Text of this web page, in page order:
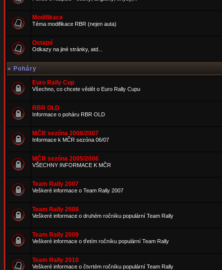
Modifikace
Téma modifikace RBR (nejen auta)
Ostatní
Odkazy na jiné stránky, atd...
» Poháry
Euro Rally Cup
Všechno, co chcete vědět o Euro Rally Cupu
RBR OLD
Informace o poháru RBR OLD
MČR sezóna 2006/2007
Informace k MČR sezóna 06/07
MČR sezóna 2005/2006
VŠECHNY INFORMACE K MČR
Team Rally 2007
Veškeré informace o Team Rally 2007
Team Rally 2008
Veškeré informace o druhém ročníku populární Team Rally
Team Rally 2009
Veškeré informace o třetím ročníku populární Team Rally
Team Rally 2010
Veškeré informace o čtvrtém ročníku populární Team Rally